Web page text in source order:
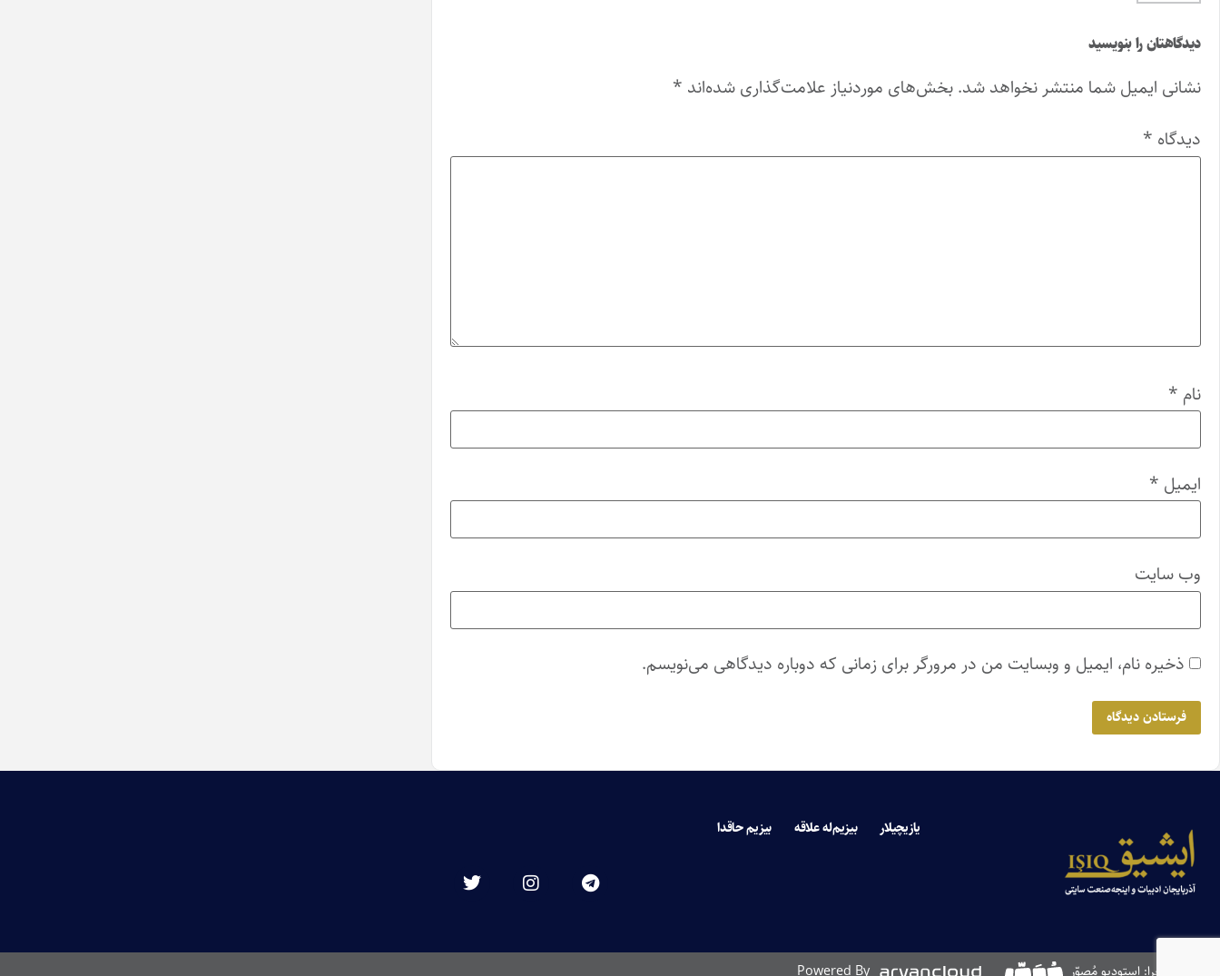
دیدگاهتان را بنویسید
نشانی ایمیل شما منتشر نخواهد شد. بخش‌های موردنیاز علامت‌گذاری شده‌اند *
دیدگاه *
نام *
ایمیل *
وب‌ سایت
ذخیره نام، ایمیل و وبسایت من در مرورگر برای زمانی که دوباره دیدگاهی می‌نویسم.
یازیچیلار بیزیم‌له علاقه بیزیم حاقدا
طراحی و اجرا: استودیو مُصوّر Powered By